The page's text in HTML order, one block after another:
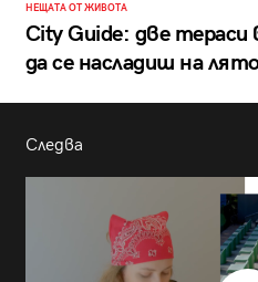
НЕЩАТА ОТ ЖИВОТА
City Guide: две
да се насладиш на
Следва